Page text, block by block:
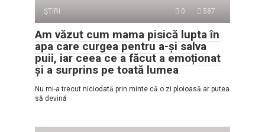
ŞTIRI 0 587
Am văzut cum mama pisică lupta în
apa care curgea pentru a-și salva
puii, iar ceea ce a făcut a emoționat
și a surprins pe toată lumea
Nu mi-a trecut niciodată prin minte că o zi ploioasă ar putea
să devină